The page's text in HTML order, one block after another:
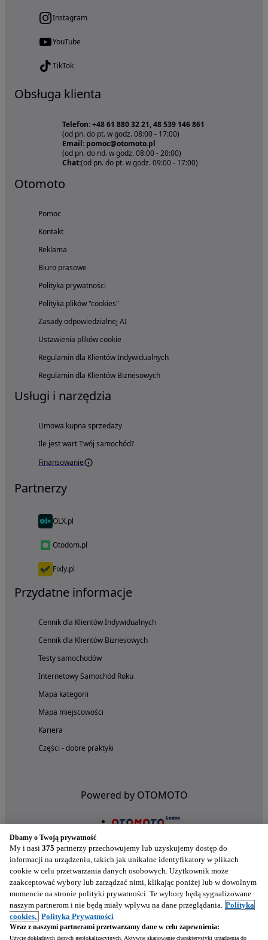
Instagram
YouTube
TikTok
Obsługa klienta
Telefon: +48 61 880 32 21, 48 539 146 861
(od pn. do pt. w godz. 08:00 - 17:00)
Email: pomoc@otomoto.pl
(od pn. do nd. w godz. 08:00 - 20:00)
Chat:(od pn. do pt. w godz. 09:00 - 17:00)
Otomoto
Pomoc
Kontakt
Reklama
Biuro prasowe
Polityka prywatności
Polityka plików "cookies"
Zasady odpowiedzialnej AI
Ustawienia plików cookie
Regulamin dla Klientów Indywidualnych
Regulamin dla Klientów Biznesowych
Usługi i narzędzia
Umowa kupna sprzedaży
Ile jest wart Twój samochód?
Finansowanie
Partnerzy
OLX.pl
Otodom.pl
Fixly.pl
Przydatne informacje
Cennik dla Klientów Indywidualnych
Cennik dla Klientów Biznesowych
Testy samochodów
Internetowy Samochód Roku
Mapa kategorii
Mapa miejscowości
Kariera
Części - dobre praktyki
Powered by OTOMOTO
Nasze aplikacje w twoim telefonie
Dbamy o Twoją prywatność
My i nasi 375 partnerzy przechowujemy lub uzyskujemy dostęp do
informacji na urządzeniu, takich jak unikalne identyfikatory w plikach
cookie w celu przetwarzania danych osobowych. Użytkownik może
zaakceptować wybory lub zarządzać nimi, klikając poniżej lub w dowolnym
momencie na stronie polityki prywatności. Te wybory będą sygnalizowane
naszym partnerom i nie będą miały wpływu na dane przeglądania. Polityka
cookies, Polityka Prywatności
Wraz z naszymi partnerami przetwarzamy dane w celu zapewnienia:
Użycie dokładnych danych geolokalizacyjnych. Aktywne skanowanie charakterystyki urządzenia do